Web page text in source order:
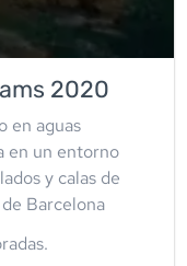
2020
en aguas
en un entorno
y calas de
Barcelona
.